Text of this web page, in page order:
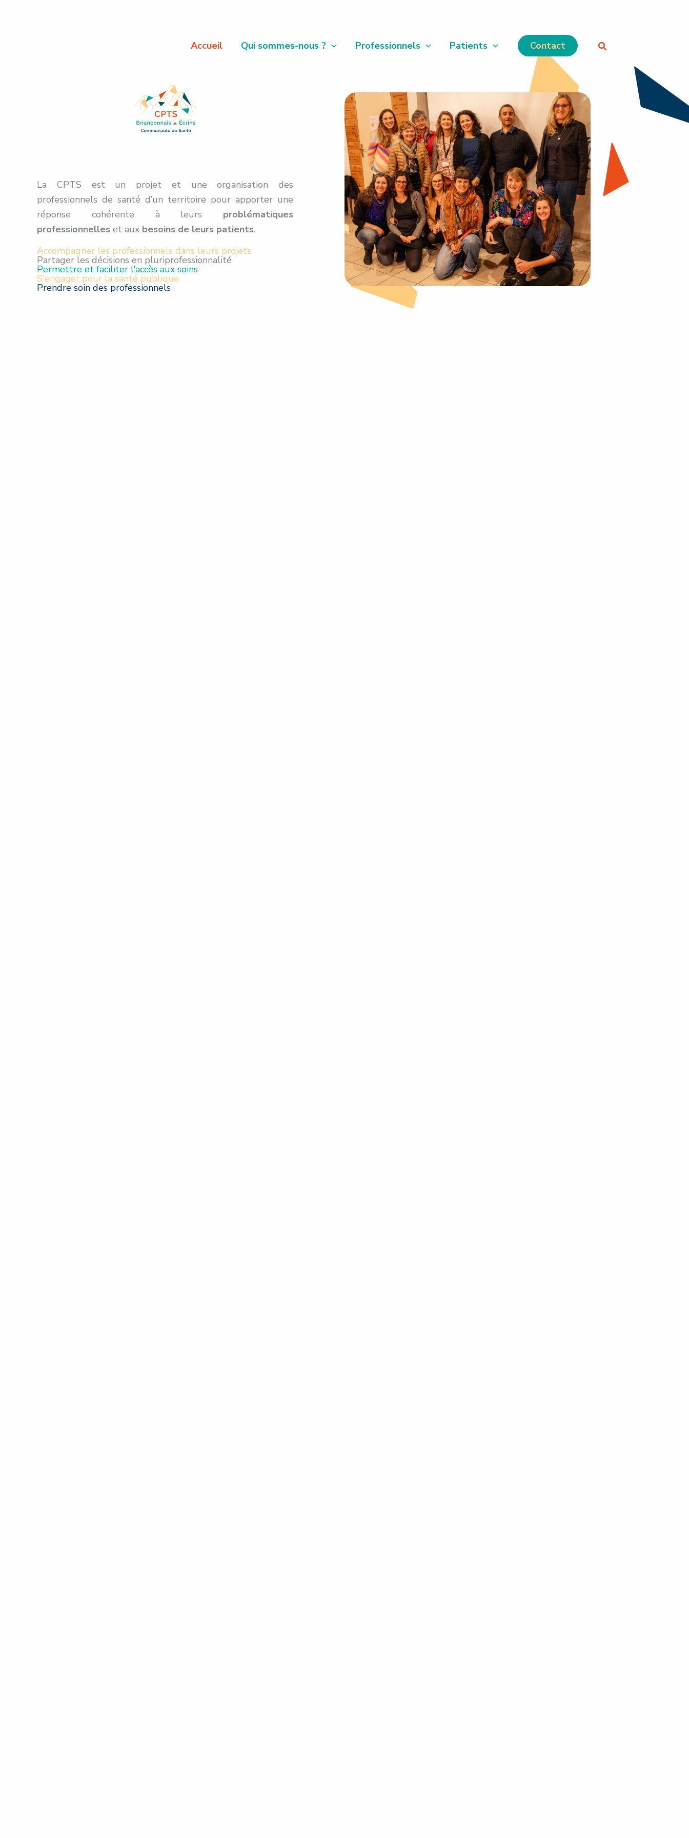
Accueil Qui sommes-nous ? Professionnels Patients Contact Rechercher
La CPTS est un projet et une organisation des
professionnels de santé d’un territoire pour apporter une
réponse cohérente à leurs problématiques
professionnelles et aux besoins de leurs patients.
Accompagner les professionnels dans leurs projets
Partager les décisions en pluriprofessionnalité
Permettre et faciliter l'accès aux soins
S'engager pour la santé publique
Prendre soin des professionnels